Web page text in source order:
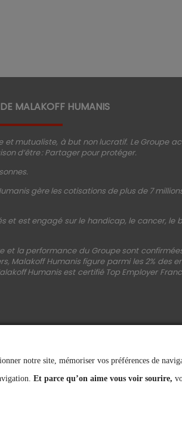
MALAKOFF HUMANIS
mutualiste, à but non lucratif. Le Groupe
d’être : Partager pour protéger.
gère les cotisations de plus de 7
est engagé sur le handicap, le cancer, le
et la performance du Groupe sont
Malakoff Humanis figure parmi les 2% des
Humanis est certifié Top Employer
notre site, mémoriser vos préférences de
Et parce qu’on aime vous voir sourire,